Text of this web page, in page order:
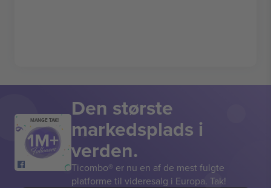
MANGE TAK! Den største
markedsplads i
verden.
Ticombo® er nu en af de mest fulgte
platforme til videresalg i Europa. Tak!